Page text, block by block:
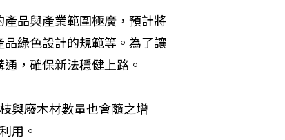
品與產業範圍極廣，預計將
綠色設計的規範等。為了讓
，確保新法穩健上路。
與廢木材數量也會隨之增
用。